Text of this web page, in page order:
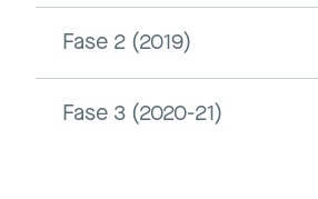
Fase 2 (2019)
Fase 3 (2020-21)